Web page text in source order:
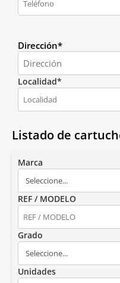
Dirección*
Localidad*
Listado de
Marca
REF / MODELO
Grado
Unidades